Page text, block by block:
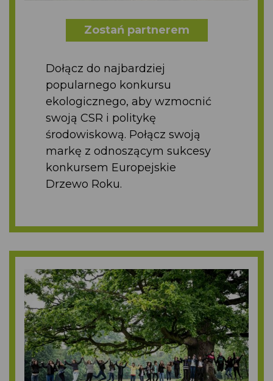
Zostań partnerem
Dołącz do najbardziej
popularnego konkursu
ekologicznego, aby wzmocnić
swoją CSR i politykę
środowiskową. Połącz swoją
markę z odnoszącym sukcesy
konkursem Europejskie
Drzewo Roku.